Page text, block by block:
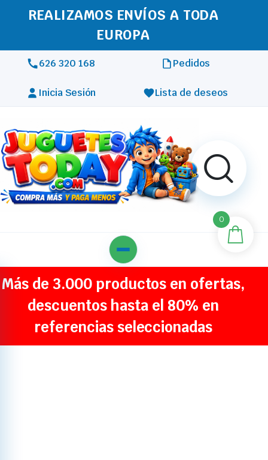
REALIZAMOS ENVÍOS A TODA
EUROPA
626 320 168 Pedidos
Inicia Sesión Lista de deseos
Más de 3.000 productos en ofertas,
descuentos hasta el 80% en
referencias seleccionadas
0